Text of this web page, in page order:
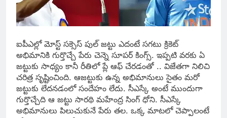
ఐపీఎల్లో మోస్ట్ సక్సెస్ పుల్ జట్టు ఎదంటే సగటు క్రికెట్
అభిమానికి గుర్తొచ్చే పేరు చెన్నె సూపర్ కింగ్స్. ఇప్పటి వరకు ఏ
జట్టుకు సాధ్యం కానీ రీతిలో ప్లే ఆఫ్ చేరడంతో .. విజేతగా నిలిచి
చరిత్ర సృష్టించింది. ఆజట్టుకు ఉన్న అభిమానులు సైతం మరో
జట్టుకు లేదనడంలో సందేహం లేదు. సీఎస్కే అంటే ముందుగా
గుర్తొచ్చేది ఆ జట్టు సారథి మహేంద్ర సింగ్ ధోని. సీఎస్కే
అభిమానులు పిలుచుకునే పేరు తల. ఒక్క మాటలో చెప్పాలంటే